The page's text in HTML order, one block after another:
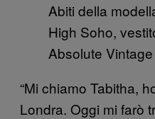
Abiti della
High Soho,
Absolute Vintage
“Mi chiamo Tabitha,
Londra. Oggi mi farò